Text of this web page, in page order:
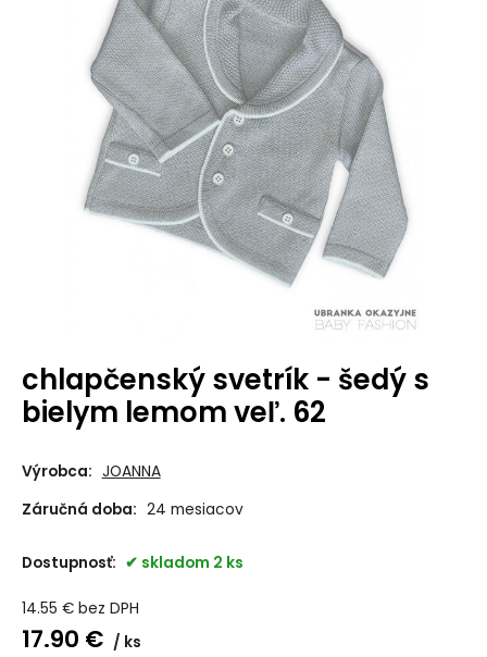
chlapčenský svetrík - šedý s
bielym lemom veľ. 62
Výrobca: JOANNA
Záručná doba: 24 mesiacov
Dostupnosť: skladom 2 ks
14.55 € bez DPH
17.90 € ks